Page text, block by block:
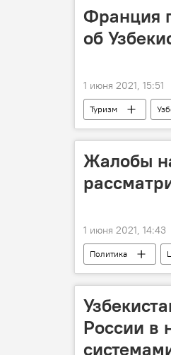
Франция
об
1 июня 2021, 15:51
Туризм
Жалобы
1 июня 2021, 14:43
Политика
России в